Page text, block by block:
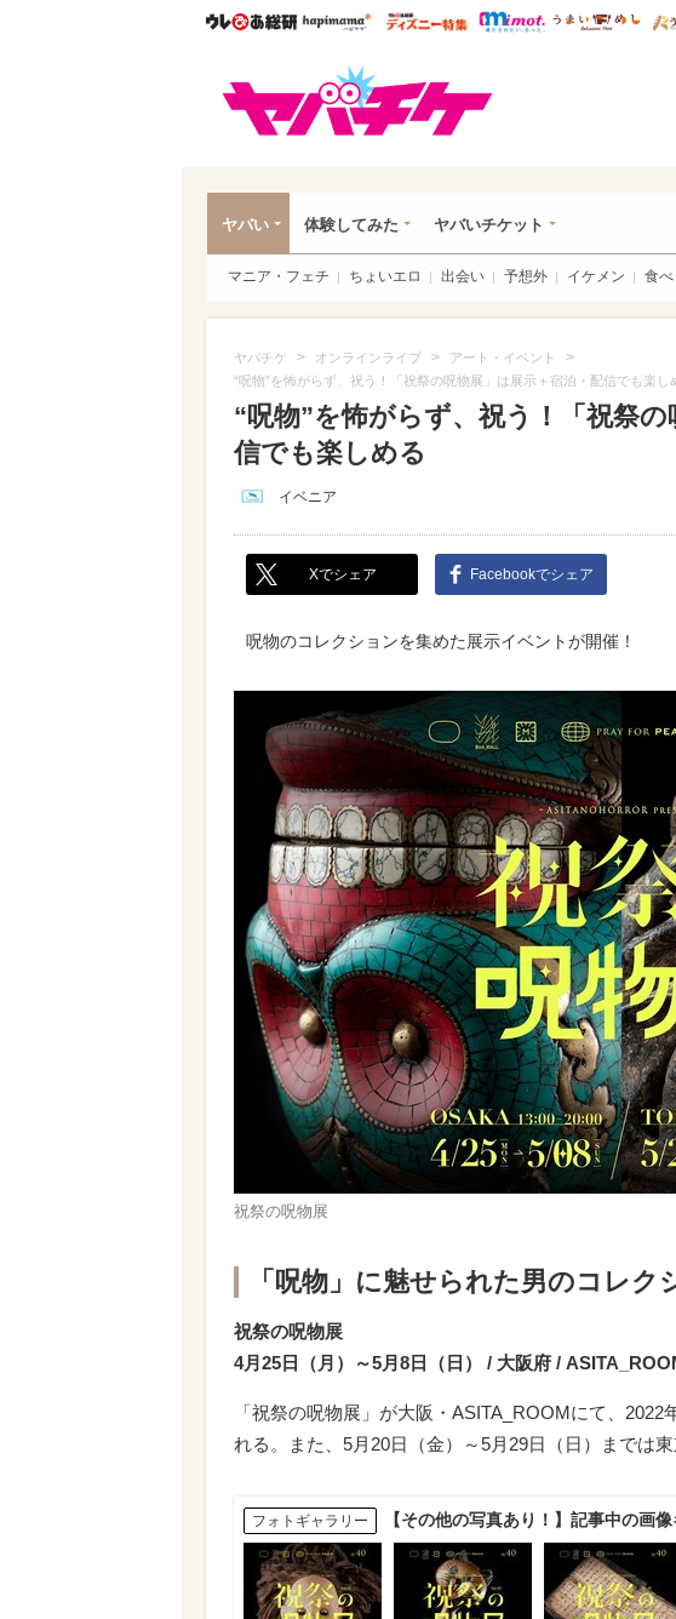
ウレぴあ総研ハピママ* ウレぴあ総研 ディズニ
mimot. う
ヤバい 体験してみた ヤバいチケット
マニア・フェチ ちょいエロ 出会い 予想外 イケメン 食
ヤバチケ > オンラインライブ > アート・イベント >
“呪物”を怖がらず、祝う！「祝祭の呪物展」は展示＋宿泊・配信でも楽し
“呪物”を怖がらず、祝う！「祝祭
信でも楽しめる
イベニア
Xでシェア Facebookでシェア
呪物のコレクションを集めた展示イベントが開催！
祝祭の呪物展
「呪物」に魅せられた男のコレク
祝祭の呪物展
4月25日（月）～5月8日（日） / 大阪府 /
「祝祭の呪物展」が大阪・ASITA_ROOMにて、
れる。また、5月20日（金）～5月29日（日）までは東
フォトギャラリー 【その他の写真あり！】記事中の画